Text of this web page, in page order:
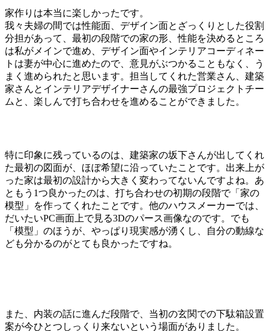
家作りは本当に楽しかったです。
我々夫婦の間では性能面、デザイン面とざっくりとした役割
分担があって、最初の段階での家の形、性能を決めるところ
は私がメインで進め、デザイン面やインテリアコーディネー
トは妻が中心に進めたので、意見がぶつかることもなく、う
まく進められたと思います。担当してくれた営業さん、建築
家さんとインテリアデザイナーさんの最強プロジェクトチー
ムと、楽しんで打ち合わせを進めることができました。
特に印象に残っているのは、建築家の坂下さんが出してくれ
た最初の図面が、ほぼ希望に沿っていたことです。出来上が
った家は最初の設計から大きく変わってないんですよね。あ
ともう1つ良かったのは、打ち合わせの初期の段階で「家の
模型」を作ってくれたことです。他のハウスメーカーでは、
だいたいPC画面上で見る3Dのパース画像なのです。でも
「模型」のほうが、やっぱり現実感が湧くし、自分の動線な
ども分かるのがとても良かったですね。
また、内装の話に進んだ段階で、当初の玄関での下駄箱設置
案が今ひとつしっくり来ないという場面がありました。